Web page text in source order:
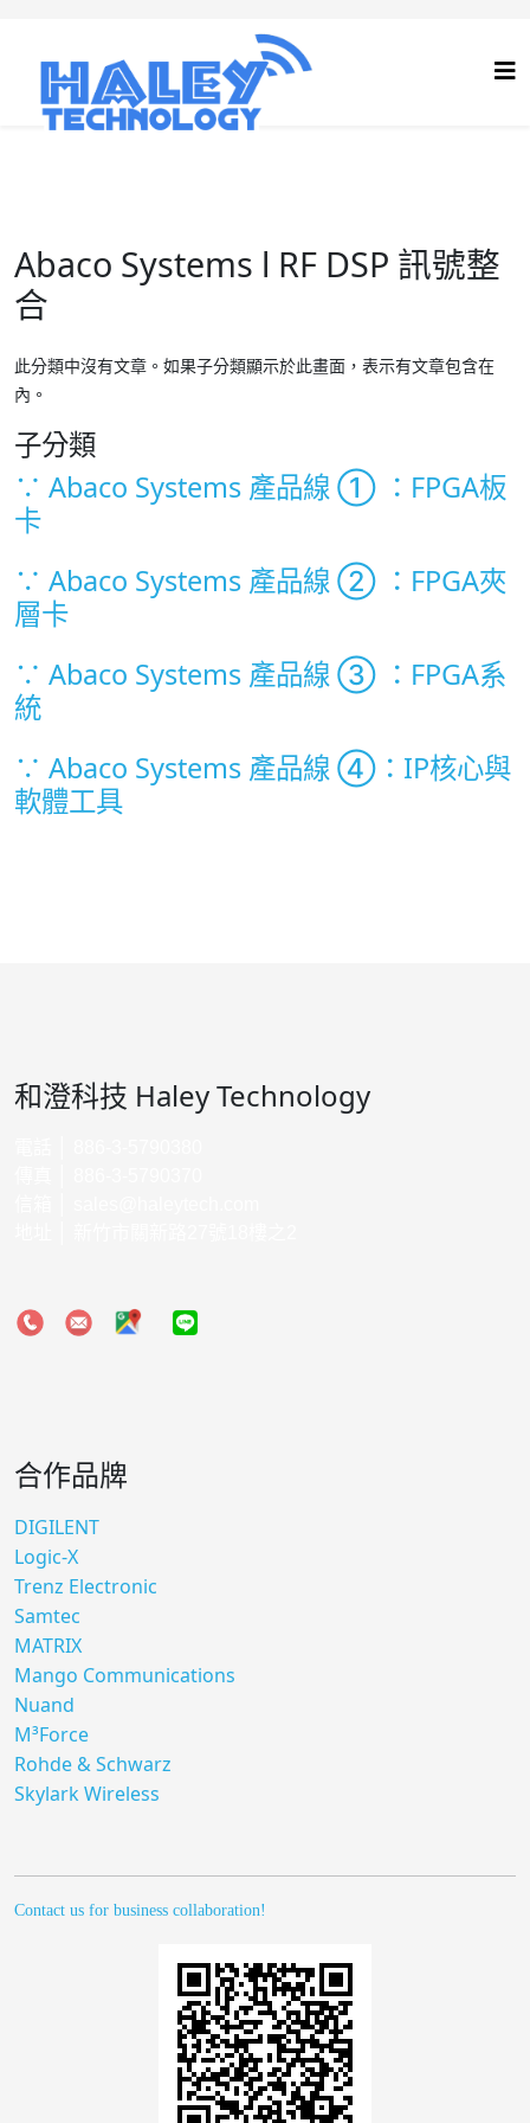
Abaco Systems l RF DSP 訊號整
合
此分類中沒有文章。如果子分類顯示於此畫面，表示有文章包含在
內。
子分類
∵ Abaco Systems 產品線 ① ：FPGA板
卡
∵ Abaco Systems 產品線 ② ：FPGA夾
層卡
∵ Abaco Systems 產品線 ③ ：FPGA系
統
∵ Abaco Systems 產品線 ④：IP核心與
軟體工具
和澄科技 Haley Technology
合作品牌
DIGILENT
Logic-X
Trenz Electronic
Samtec
MATRIX
Mango Communications
Nuand
M³Force
Rohde & Schwarz
Skylark Wireless
Contact us for business collaboration!